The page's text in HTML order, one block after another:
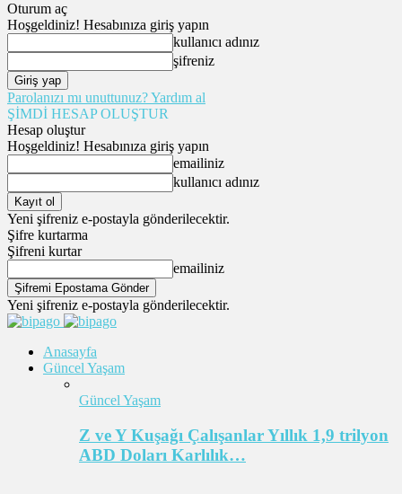
Oturum aç
Hoşgeldiniz! Hesabınıza giriş yapın
kullanıcı adınız
şifreniz
Parolanızı mı unuttunuz? Yardım al
ŞİMDİ HESAP OLUŞTUR
Hesap oluştur
Hoşgeldiniz! Hesabınıza giriş yapın
emailiniz
kullanıcı adınız
Yeni şifreniz e-postayla gönderilecektir.
Şifre kurtarma
Şifreni kurtar
emailiniz
Yeni şifreniz e-postayla gönderilecektir.
Anasayfa
Güncel Yaşam
Güncel Yaşam
Z ve Y Kuşağı Çalışanlar Yıllık 1,9 trilyon
ABD Doları Karlılık…